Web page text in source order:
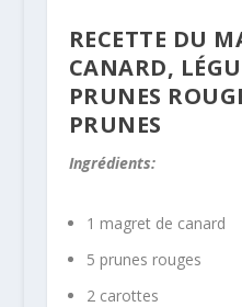
RECETTE DU
CANARD,
PRUNES
PRUNES
Ingrédients:
1 magret de canard
5 prunes rouges
2 carottes